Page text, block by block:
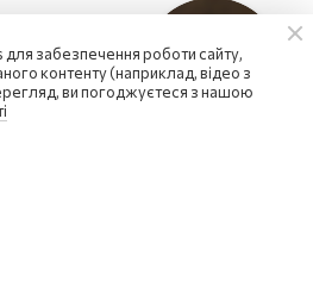
забезпечення роботи сайту,
контенту (наприклад, відео з
ви погоджуєтеся з нашою